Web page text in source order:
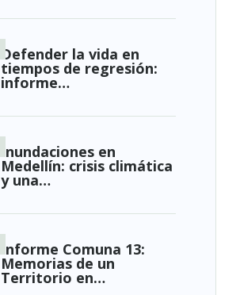
Defender la vida en
tiempos de regresión:
informe…
Inundaciones en
Medellín: crisis climática
y una…
Informe Comuna 13:
Memorias de un
Territorio en…